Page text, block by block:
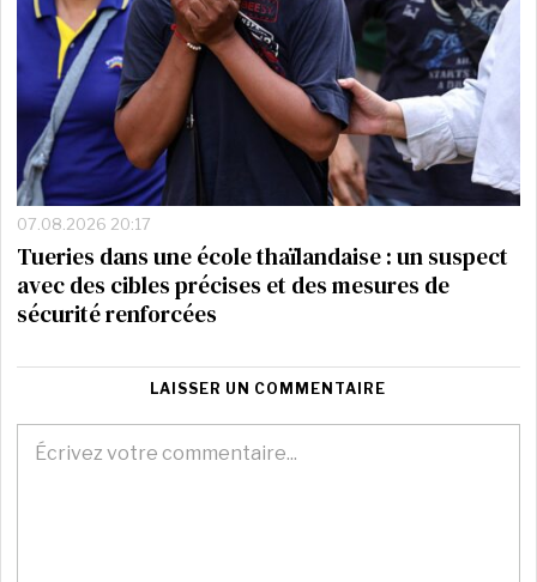
07.08.2026 20:17
Tueries dans une école thaïlandaise : un suspect
avec des cibles précises et des mesures de
sécurité renforcées
LAISSER UN COMMENTAIRE